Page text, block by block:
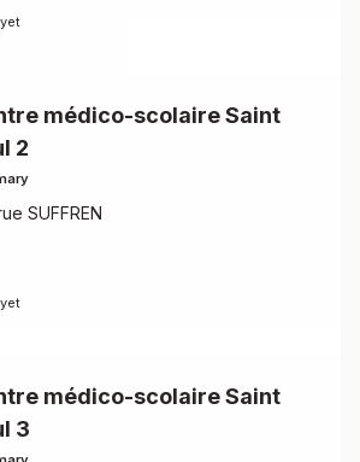
médico-scolaire Saint
2
SUFFREN
médico-scolaire Saint
3